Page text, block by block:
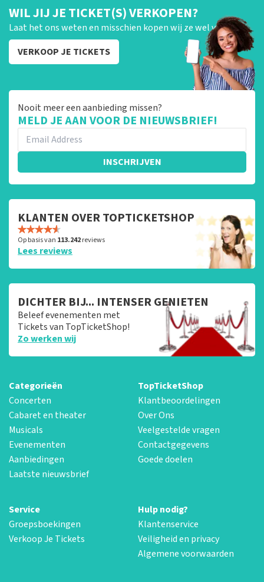
WIL JIJ JE TICKET(S) VERKOPEN?
Laat het ons weten en misschien kopen wij ze wel van je!
VERKOOP JE TICKETS
Nooit meer een aanbieding missen?
MELD JE AAN VOOR DE NIEUWSBRIEF!
INSCHRIJVEN
KLANTEN OVER TOPTICKETSHOP
Op basis van 113.242reviews
Lees reviews
DICHTER BIJ... INTENSER GENIETEN
Beleef evenementen met
Tickets van TopTicketShop!
Zo werken wij
Categorieën
Concerten
Cabaret en theater
Musicals
Evenementen
Aanbiedingen
Laatste nieuwsbrief
TopTicketShop
Klantbeoordelingen
Over Ons
Veelgestelde vragen
Contactgegevens
Goede doelen
Service
Groepsboekingen
Verkoop Je Tickets
Hulp nodig?
Klantenservice
Veiligheid en privacy
Algemene voorwaarden